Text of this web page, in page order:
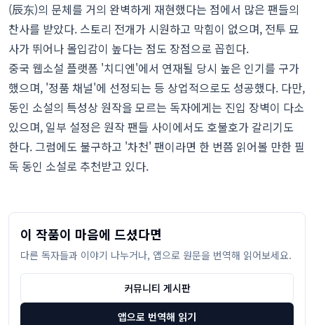
(辰东)의 문체를 거의 완벽하게 재현했다는 점에서 많은 팬들의
찬사를 받았다. 스토리 전개가 시원하고 막힘이 없으며, 전투 묘
사가 뛰어나 몰입감이 높다는 점도 장점으로 꼽힌다.
중국 웹소설 플랫폼 '치디엔'에서 연재될 당시 높은 인기를 구가
했으며, '정품 채널'에 선정되는 등 상업적으로도 성공했다. 다만,
동인 소설의 특성상 원작을 모르는 독자에게는 진입 장벽이 다소
있으며, 일부 설정은 원작 팬들 사이에서도 호불호가 갈리기도
한다. 그럼에도 불구하고 '차천' 팬이라면 한 번쯤 읽어볼 만한 필
독 동인 소설로 추천받고 있다.
이 작품이 마음에 드셨다면
다른 독자들과 이야기 나누거나, 앱으로 원문을 번역해 읽어보세요.
커뮤니티 게시판
앱으로 번역해 읽기